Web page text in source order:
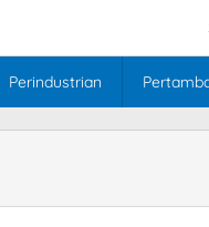
Perindustrian